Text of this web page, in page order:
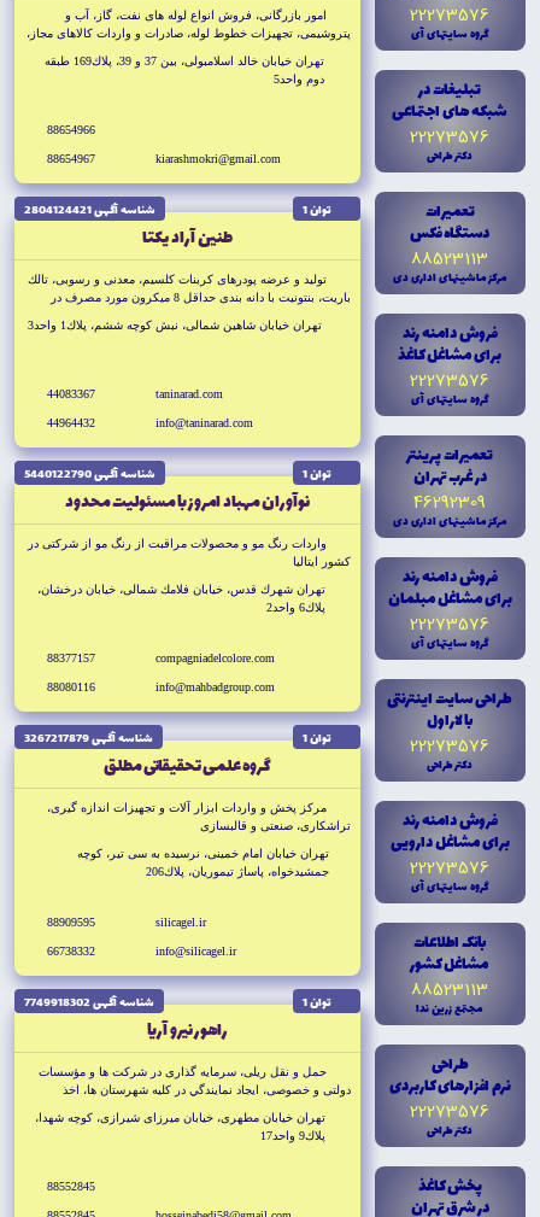
22273576
گروه سايتهاى آى
تبليغات در
شبکه هاى اجتماعى
22273576
دکتر طراحى
تعميرات
دستگاه فکس
88523113
مرکز ماشينهاى ادارى دى
فروش دامنه رند
براى مشاغل کاغذ
22273576
گروه سايتهاى آى
تعميرات پرينتر
در غرب تهران
46292309
مرکز ماشينهاى ادارى دى
فروش دامنه رند
براى مشاغل مبلمان
22273576
گروه سايتهاى آى
طراحى سايت اينترنتى
با لاراول
22273576
دکتر طراحى
فروش دامنه رند
براى مشاغل دارويى
22273576
گروه سايتهاى آى
بانک اطلاعات
مشاغل کشور
88523113
مجتمع زرين ندا
طراحى
نرم افزارهاى کاربردى
22273576
دکتر طراحى
پخش کاغذ
در شرق تهران
امور بازرگانى، فروش انواع لوله هاى نفت، گاز، آب و
پتروشيمى، تجهيزات خطوط لوله، صادرات و واردات كالاهاى مجاز،
دولتى، خصوصى، مشاوره در زمينه ساخت، خطوط لوله هاى نفت،
گاز، پتروشيمى و آب
تهران خيابان خالد اسلامبولى، بين 37 و 39، پلاك169 طبقه
دوم واحد5
kiarashmokri@gmail.com
88654966
88654967
توان 1 شناسه آگهى 2804124421
طنين آراد يكتا
توليد و عرضه پودرهاى كربنات كلسيم، معدنى و رسوبى، تالك
باريت، بنتونيت با دانه بندى حداقل 8 ميكرون مورد مصرف در
اوليه شيميايى و معدنى
تهران خيابان شاهين شمالى، نبش كوچه ششم، پلاك1 واحد3
taninarad.com
info@taninarad.com
44083367
44964432
توان 1 شناسه آگهى 5440122790
نوآوران مهباد امروز با مسئوليت محدود
واردات رنگ مو و محصولات مراقبت از رنگ مو از شركتى در
كشور ايتاليا
تهران شهرك قدس، خيابان فلامك شمالى، خيابان درخشان،
پلاك6 واحد2
compagniadelcolore.com
info@mahbadgroup.com
88377157
88080116
توان 1 شناسه آگهى 3267217879
گروه علمى تحقيقاتى مطلق
مركز پخش و واردات ابزار آلات و تجهيزات اندازه گيرى،
تراشكارى، صنعتى و قالبسازى
تهران خيابان امام خمينى، نرسيده به سى تير، كوچه
جمشيدخواه، پاساژ تيموريان، پلاك206
silicagel.ir
info@silicagel.ir
88909595
66738332
توان 1 شناسه آگهى 7749918302
راهور نيرو آريا
حمل و نقل ريلى، سرمايه گذارى در شركت ها و مؤسسات
دولتى و خصوصى، ايجاد نمايندگي در كليه شهرستان ها، اخذ
صنعتى و قطعات ريلى
تهران خيابان مطهرى، خيابان ميرزاى شيرازى، كوچه شهدا،
پلاك9 واحد17
88552845